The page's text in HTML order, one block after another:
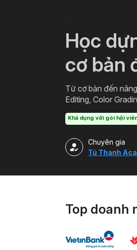
Học
cơ bản
Từ cơ bản đến
Editing, Color
Khả dụng với gói hội
Chuyên gia
Tú Thanh
Top doanh